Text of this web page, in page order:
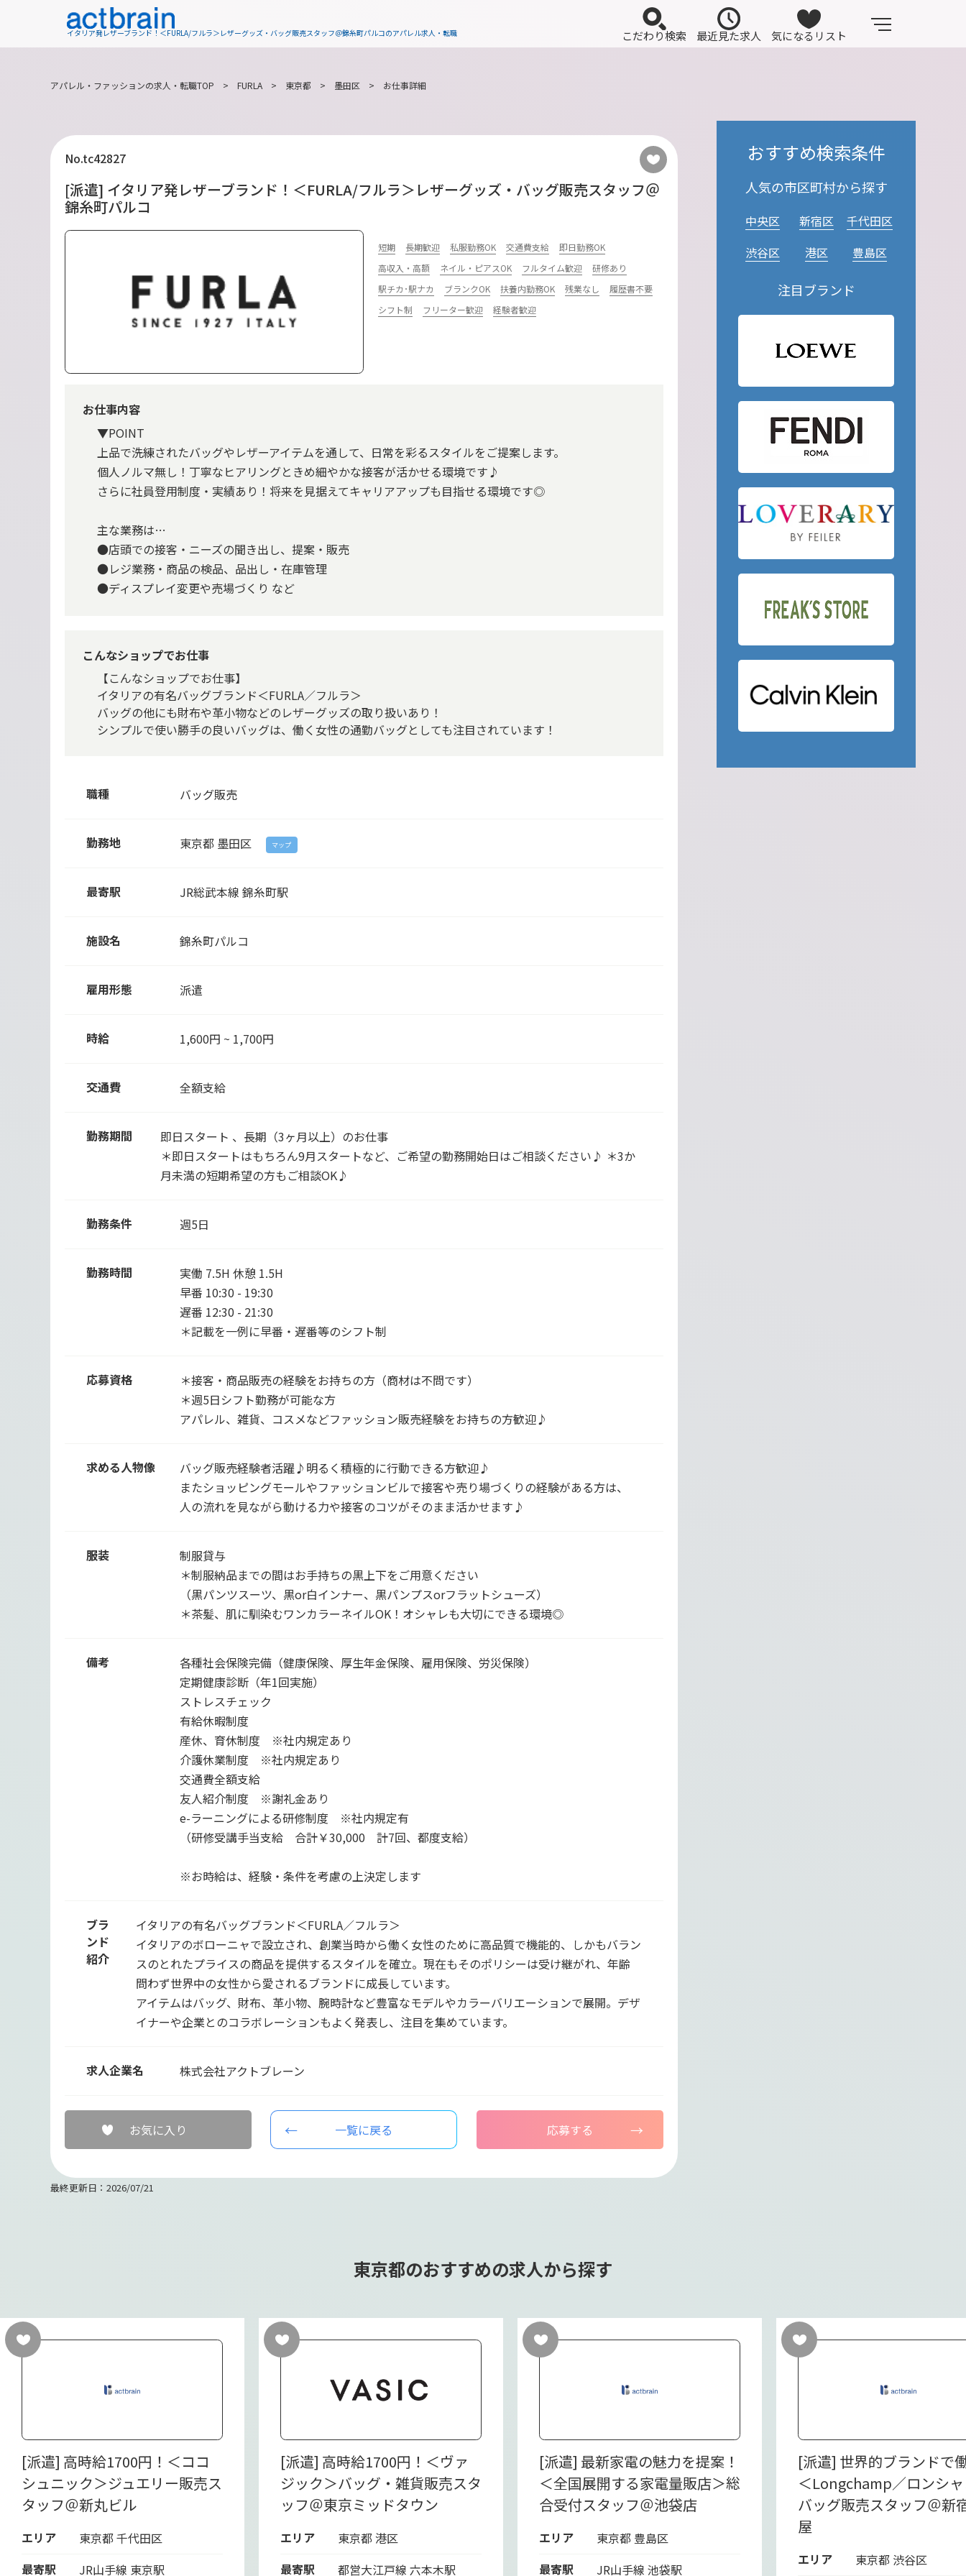
イタリア発レザーブランド！＜FURLA/フルラ＞レザーグッズ・バッグ販売スタッフ＠錦糸町パルコのアパレル求人・転職 こだわり検索 最近見た求人 気になるリスト
アパレル・ファッションの求人・転職TOP > FURLA> 東京都 > 墨田区 > お仕事詳細
No.tc42827
[派遣] イタリア発レザーブランド！＜FURLA/フルラ＞レザーグッズ・バッグ販売スタッフ＠
錦糸町パルコ
短期 長期歓迎 私服勤務OK 交通費支給
即日勤務OK
高収入・高額
ネイル・ピアスOK フルタイム歓迎
研修あり
駅チカ･駅ナカ
ブランクOK 扶養内勤務OK 残業なし
履歴書不要
シフト制
フリーター歓迎 経験者歓迎
お仕事内容
▼POINT
上品で洗練されたバッグやレザーアイテムを通して、日常を彩るスタイルをご提案します。
個人ノルマ無し！丁寧なヒアリングときめ細やかな接客が活かせる環境です♪
さらに社員登用制度・実績あり！将来を見据えてキャリアアップも目指せる環境です◎
主な業務は…
●店頭での接客・ニーズの聞き出し、提案・販売
●レジ業務・商品の検品、品出し・在庫管理
●ディスプレイ変更や売場づくり など
こんなショップでお仕事
【こんなショップでお仕事】
イタリアの有名バッグブランド＜FURLA／フルラ＞
バッグの他にも財布や革小物などのレザーグッズの取り扱いあり！
シンプルで使い勝手の良いバッグは、働く女性の通勤バッグとしても注目されています！
職種 バッグ販売
勤務地 東京都 墨田区 マップ
最寄駅 JR総武本線 錦糸町駅
施設名 錦糸町パルコ
雇用形態 派遣
時給 1,600円 ~ 1,700円
交通費 全額支給
勤務期間
即日スタート 、長期（3ヶ月以上）のお仕事
＊即日スタートはもちろん9月スタートなど、ご希望の勤務開始日はご相談ください♪ ＊3か
月未満の短期希望の方もご相談OK♪
勤務条件 週5日
勤務時間
実働 7.5H 休憩 1.5H
早番 10:30 - 19:30
遅番 12:30 - 21:30
＊記載を一例に早番・遅番等のシフト制
応募資格
＊接客・商品販売の経験をお持ちの方（商材は不問です）
＊週5日シフト勤務が可能な方
アパレル、雑貨、コスメなどファッション販売経験をお持ちの方歓迎♪
求める人物像
バッグ販売経験者活躍♪明るく積極的に行動できる方歓迎♪
またショッピングモールやファッションビルで接客や売り場づくりの経験がある方は、
人の流れを見ながら動ける力や接客のコツがそのまま活かせます♪
服装
制服貸与
＊制服納品までの間はお手持ちの黒上下をご用意ください
（黒パンツスーツ、黒or白インナー、黒パンプスorフラットシューズ）
＊茶髪、肌に馴染むワンカラーネイルOK！オシャレも大切にできる環境◎
備考
各種社会保険完備（健康保険、厚生年金保険、雇用保険、労災保険）
定期健康診断（年1回実施）
ストレスチェック
有給休暇制度
産休、育休制度 ※社内規定あり
介護休業制度 ※社内規定あり
交通費全額支給
友人紹介制度 ※謝礼金あり
e-ラーニングによる研修制度 ※社内規定有
（研修受講手当支給 合計￥30,000 計7回、都度支給）
※お時給は、経験・条件を考慮の上決定します
ブラ
ンド
紹介
イタリアの有名バッグブランド＜FURLA／フルラ＞
イタリアのボローニャで設立され、創業当時から働く女性のために高品質で機能的、しかもバラン
スのとれたプライスの商品を提供するスタイルを確立。現在もそのポリシーは受け継がれ、年齢
問わず世界中の女性から愛されるブランドに成長しています。
アイテムはバッグ、財布、革小物、腕時計など豊富なモデルやカラーバリエーションで展開。デザ
イナーや企業とのコラボレーションもよく発表し、注目を集めています。
求人企業名 株式会社アクトブレーン
お気に入り 一覧に戻る 応募する
最終更新日：2026/07/21
おすすめ検索条件
人気の市区町村から探す
中央区 新宿区
千代田区
渋谷区
港区 豊島区
注目ブランド
東京都のおすすめの求人から探す
[派遣] 高時給1700円！＜ココ
シュニック＞ジュエリー販売ス
タッフ＠新丸ビル
エリア
東京都 千代田区
最寄駅
JR山手線 東京駅
[派遣] 高時給1700円！＜ヴァ
ジック＞バッグ・雑貨販売スタ
ッフ＠東京ミッドタウン
エリア
東京都 港区
最寄駅
都営大江戸線 六本木駅
[派遣] 最新家電の魅力を提案！
＜全国展開する家電量販店＞総
合受付スタッフ＠池袋店
エリア
東京都 豊島区
最寄駅
JR山手線 池袋駅
[派遣] 世界的ブランドで
＜Longchamp／ロンシ
バッグ販売スタッフ＠新
屋
エリア 東京都 渋谷区